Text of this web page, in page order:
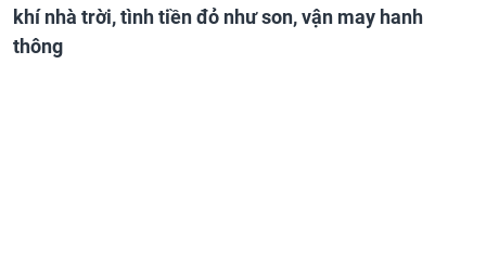
khí nhà trời, tình tiền đỏ như son, vận may hanh
thông